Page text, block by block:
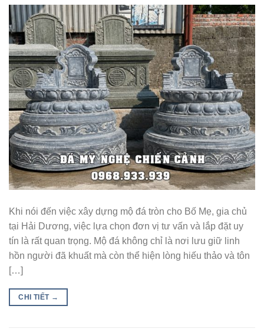
Khi nói đến việc xây dựng mộ đá tròn cho Bố Mẹ, gia chủ
tại Hải Dương, việc lựa chọn đơn vị tư vấn và lắp đặt uy
tín là rất quan trọng. Mộ đá không chỉ là nơi lưu giữ linh
hồn người đã khuất mà còn thể hiện lòng hiếu thảo và tôn
[…]
CHI TIẾT →